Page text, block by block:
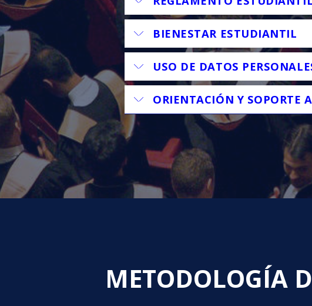
BIENESTAR ESTUDIANTIL
USO DE DATOS
ORIENTACIÓN Y SOPORTE
METODOLOGÍA